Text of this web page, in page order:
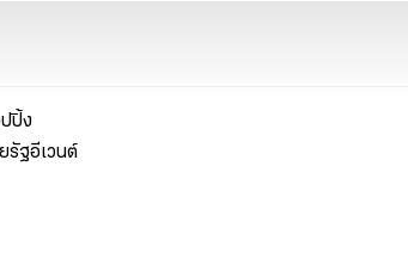
ปิ้ง
รัฐอีเวนต์